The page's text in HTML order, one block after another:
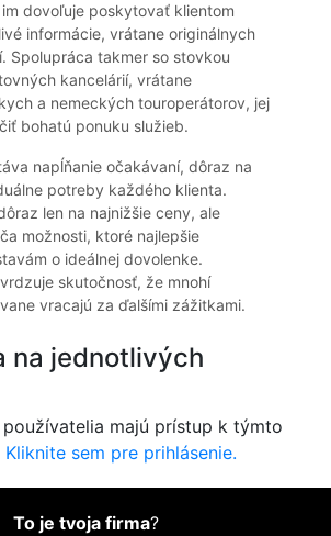
dovoľuje poskytovať klientom
informácie, vrátane originálnych
Spolupráca takmer so stovkou
kancelárií, vrátane
a nemeckých touroperátorov, jej
bohatú ponuku služieb.
napĺňanie očakávaní, dôraz na
potreby každého klienta.
len na najnižšie ceny, ale
možnosti, ktoré najlepšie
o ideálnej dovolenke.
skutočnosť, že mnohí
vracajú za ďalšími zážitkami.
na jednotlivých
používatelia majú prístup k týmto
Kliknite sem pre prihlásenie.
To je tvoja firma?